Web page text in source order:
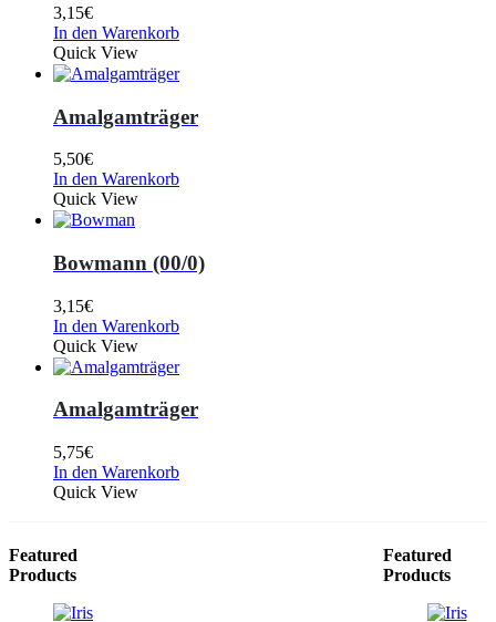
3,15€
In den Warenkorb
Quick View
Amalgamträger
5,50€
In den Warenkorb
Quick View
Bowmann (00/0)
3,15€
In den Warenkorb
Quick View
Amalgamträger
5,75€
In den Warenkorb
Quick View
Featured
Products
Featured
Products